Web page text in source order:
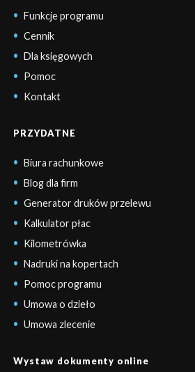
Funkcje programu
Cennik
Dla księgowych
Pomoc
Kontakt
PRZYDATNE
Biura rachunkowe
Blog dla firm
Generator druków przelewu
Kalkulator płac
Kilometrówka
Nadruki na kopertach
Pomoc programu
Umowa o dzieło
Umowa zlecenie
Wystaw dokumenty online